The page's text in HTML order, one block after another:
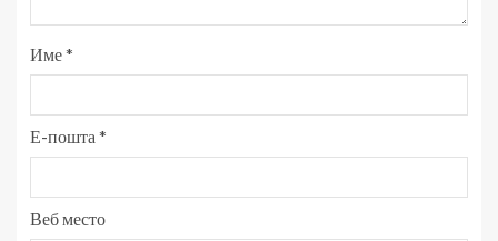
Име*
Е-пошта *
Веб место